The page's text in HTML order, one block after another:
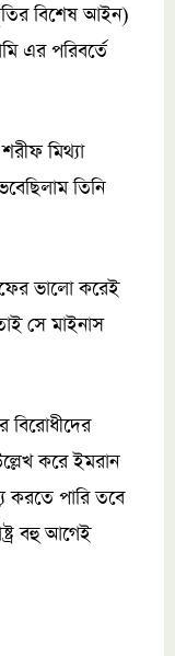
বিশেষ আইন)
এর পরিবর্তে
মিথ্যা
তিনি
ভালো করেই
সে মাইনাস
বিরোধীদের
করে ইমরান
পারি তবে
বহু আগেই